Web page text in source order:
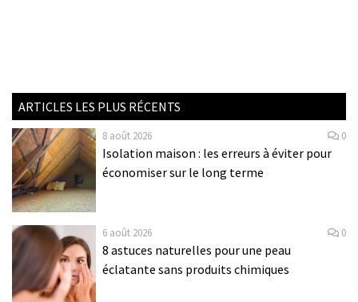
ARTICLES LES PLUS RÉCENTS
8 août 2026 0
Isolation maison : les erreurs à éviter pour
économiser sur le long terme
6 août 2026 0
8 astuces naturelles pour une peau
éclatante sans produits chimiques